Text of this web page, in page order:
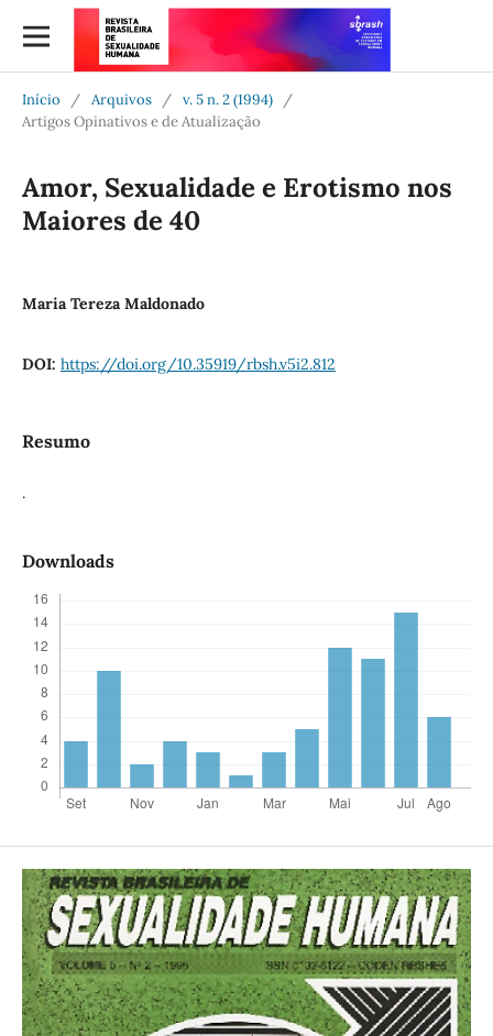
Início / Arquivos / v. 5 n. 2 (1994)
/
Artigos Opinativos e de Atualização
Amor, Sexualidade e Erotismo nos
Maiores de 40
Maria Tereza Maldonado
DOI: https://doi.org/10.35919/rbsh.v5i2.812
Resumo
.
Downloads